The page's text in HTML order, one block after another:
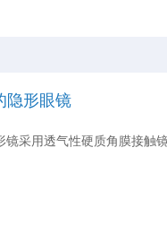
隐形眼镜
镜采用透气性硬质角膜接触